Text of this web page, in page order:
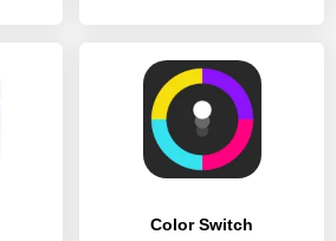
Color Switch